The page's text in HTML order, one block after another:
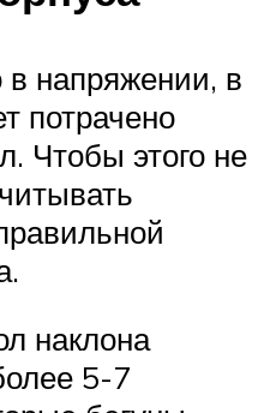
в напряжении, в
потрачено
Чтобы этого не
наклона
5-7